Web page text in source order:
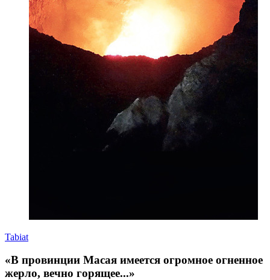
Tabiat
«В провинции Масая имеется огромное огненное
жерло, вечно горящее...»